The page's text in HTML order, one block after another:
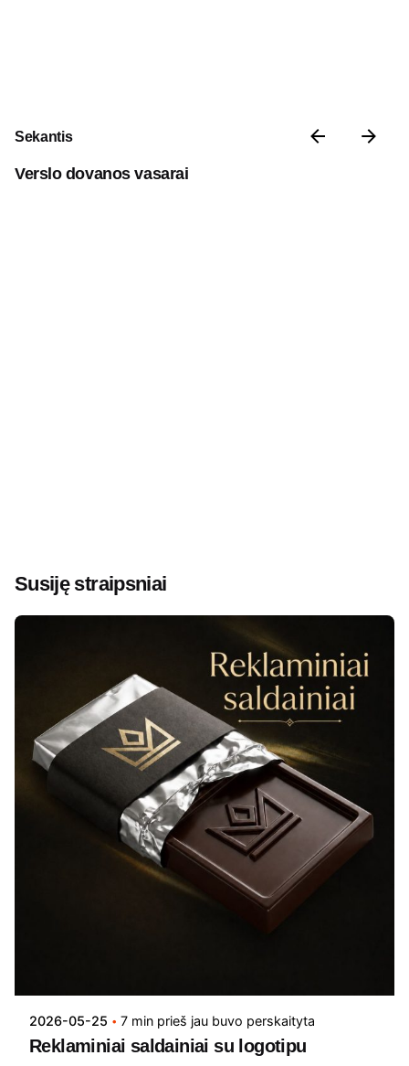
Sekantis
Verslo dovanos vasarai
Susiję straipsniai
2026-05-25 7 min prieš jau buvo perskaityta
Reklaminiai saldainiai su logotipu